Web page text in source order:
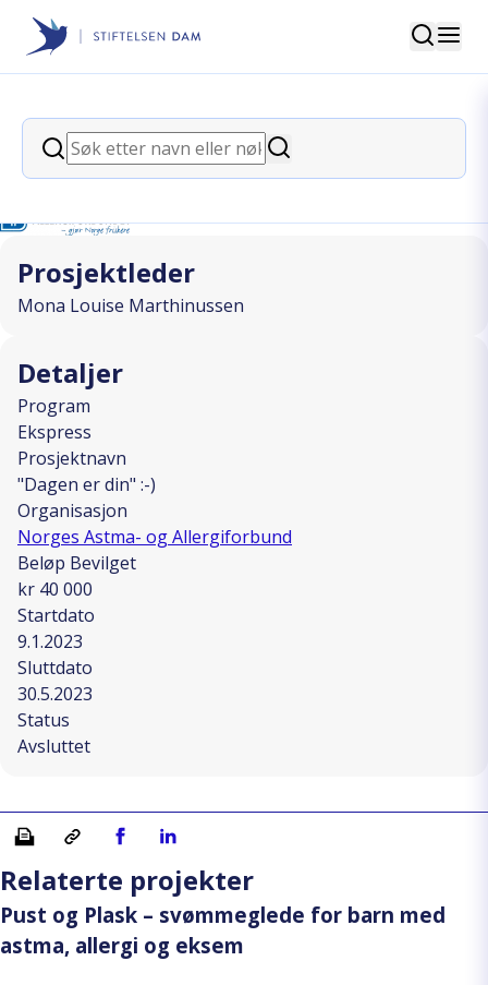
Stiftelsen Dam
Søk
Søk
Søk
back
"Dagen er din" :-)
Prosjektleder
Mona Louise Marthinussen
Detaljer
Program
Ekspress
Prosjektnavn
"Dagen er din" :-)
Organisasjon
Norges Astma- og Allergiforbund
Beløp Bevilget
kr 40 000
Startdato
9.1.2023
Sluttdato
30.5.2023
Status
Avsluttet
Skriv ut Kopiera länkDel på Facebook
Del på Linkedin
Relaterte projekter
Pust og Plask – svømmeglede for barn med
astma, allergi og eksem